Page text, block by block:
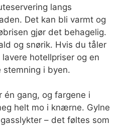
langs
Det kan bli varmt og
gjør det behagelig.
og snørik. Hvis du tåler
hotellpriser og en
stemning i byen.
én gang, og fargene i
helt mo i knærne. Gylne
– det føltes som